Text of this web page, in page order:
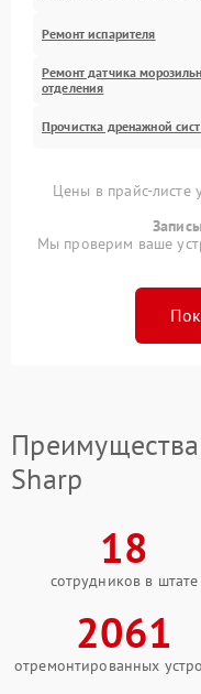
Ремонт испарителя
Ремонт датчика
отделения
Прочистка дренажной
Цены в прайс-листе
Мы проверим ваше
Sharp
18
сотрудников в штате
2061
отремонтированных